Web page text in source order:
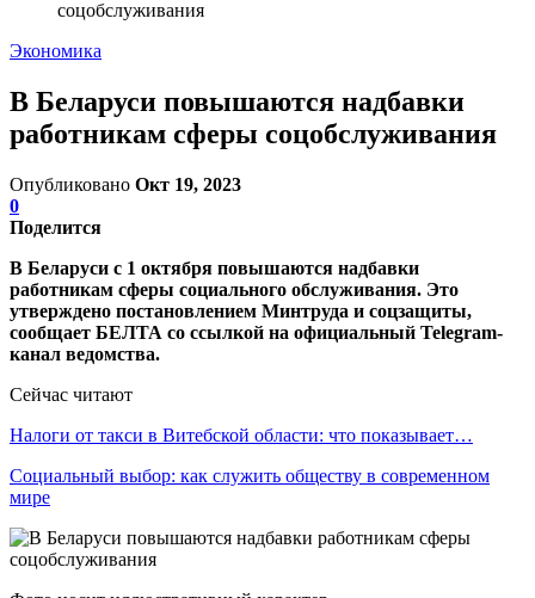
соцобслуживания
Экономика
В Беларуси повышаются надбавки
работникам сферы соцобслуживания
Опубликовано Окт 19, 2023
0
Поделится
В Беларуси с 1 октября повышаются надбавки
работникам сферы социального обслуживания. Это
утверждено постановлением Минтруда и соцзащиты,
сообщает БЕЛТА со ссылкой на официальный Telegram-
канал ведомства.
Сейчас читают
Налоги от такси в Витебской области: что показывает…
Социальный выбор: как служить обществу в современном
мире